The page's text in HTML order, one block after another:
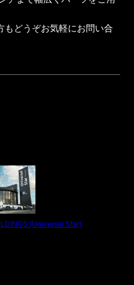
もどうぞお気軽にお問い合
(Universal Star)